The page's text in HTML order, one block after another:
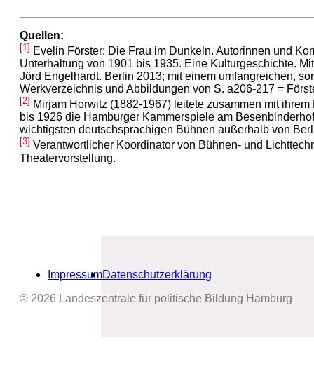
Quellen:
[1] Evelin Förster: Die Frau im Dunkeln. Autorinnen und
Unterhaltung von 1901 bis 1935. Eine Kulturgeschichte.
Jörd Engelhardt. Berlin 2013; mit einem umfangreichen,
Werkverzeichnis und Abbildungen von S. a206-217 =
[2] Mirjam Horwitz (1882-1967) leitete zusammen mit
bis 1926 die Hamburger Kammerspiele am
wichtigsten deutschsprachigen Bühnen außerhalb von
[3] Verantwortlicher Koordinator von Bühnen- und
Theatervorstellung.
ImpressumDatenschutzerklärung
© 2026 Landeszentrale für politische Bildung Hamburg